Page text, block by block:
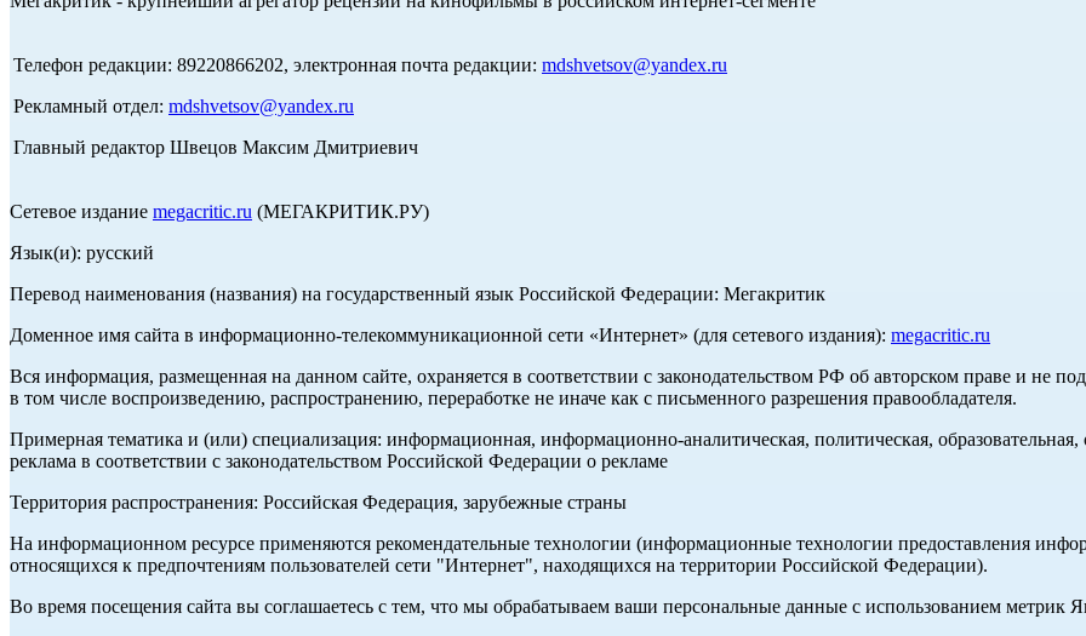
Телефон редакции: 89220866202, электронная почта редакции: mdshvetsov@yandex.ru
Рекламный отдел: mdshvetsov@yandex.ru
Главный редактор Швецов Максим Дмитриевич
Сетевое издание megacritic.ru (МЕГАКРИТИК.РУ)
Язык(и): русский
Перевод наименования (названия) на государственный язык Российской Федерации: Мегакритик
Доменное имя сайта в информационно-телекоммуникационной сети «Интернет» (для сетевого издания): megacritic.ru
Вся информация, размещенная на данном сайте, охраняется в соответствии с законодательством РФ об авторском праве и не
в том числе воспроизведению, распространению, переработке не иначе как с письменного разрешения правообладателя.
Примерная тематика и (или) специализация: информационная, информационно-аналитическая, политическая, образовательная,
реклама в соответствии с законодательством Российской Федерации о рекламе
Территория распространения: Российская Федерация, зарубежные страны
На информационном ресурсе применяются рекомендательные технологии (информационные технологии предоставления
относящихся к предпочтениям пользователей сети "Интернет", находящихся на территории Российской Федерации).
Во время посещения сайта вы соглашаетесь с тем, что мы обрабатываем ваши персональные данные с использованием метрик